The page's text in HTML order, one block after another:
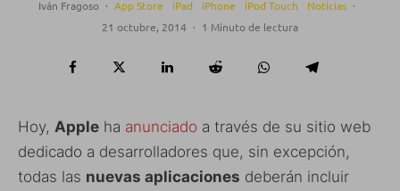
Iván Fragoso · App Store iPad iPhone iPod Touch Noticias ·
21 octubre, 2014 · 1 Minuto de lectura
Hoy, Apple ha anunciado a través de su sitio web
dedicado a desarrolladores que, sin excepción,
todas las nuevas aplicaciones deberán incluir